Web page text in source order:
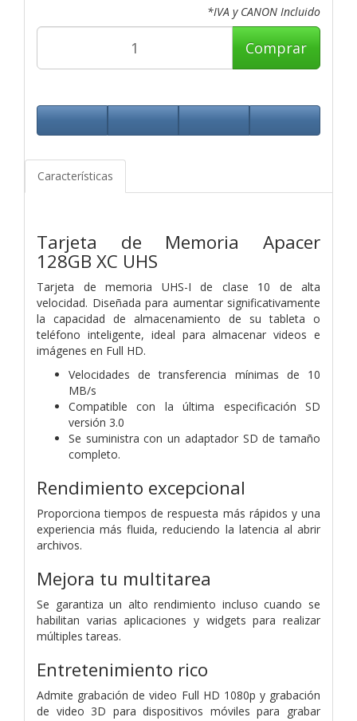
*IVA y CANON Incluido
Comprar
Características
Tarjeta de Memoria Apacer
128GB XC UHS
Tarjeta de memoria UHS-I de clase 10 de alta
velocidad. Diseñada para aumentar significativamente
la capacidad de almacenamiento de su tableta o
teléfono inteligente, ideal para almacenar videos e
imágenes en Full HD.
Velocidades de transferencia mínimas de 10
MB/s
Compatible con la última especificación SD
versión 3.0
Se suministra con un adaptador SD de tamaño
completo.
Rendimiento excepcional
Proporciona tiempos de respuesta más rápidos y una
experiencia más fluida, reduciendo la latencia al abrir
archivos.
Mejora tu multitarea
Se garantiza un alto rendimiento incluso cuando se
habilitan varias aplicaciones y widgets para realizar
múltiples tareas.
Entretenimiento rico
Admite grabación de video Full HD 1080p y grabación
de video 3D para dispositivos móviles para grabar